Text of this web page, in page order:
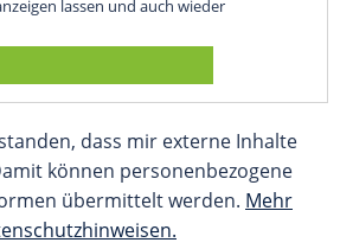
lassen und auch wieder
dass mir externe Inhalte
können personenbezogene
übermittelt werden. Mehr